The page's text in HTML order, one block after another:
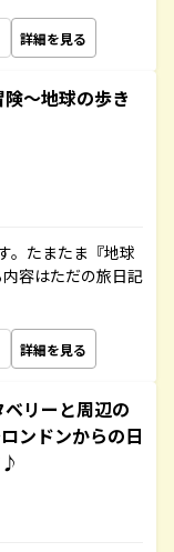
詳細を見る
～地球の歩き
。たまたま『地球
容はただの旅日記
詳細を見る
リーと周辺の
ンドンからの日